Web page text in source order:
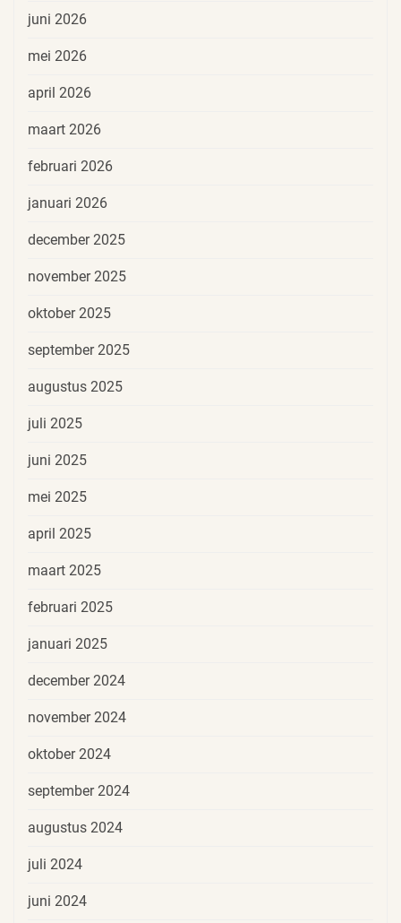
juni 2026
mei 2026
april 2026
maart 2026
februari 2026
januari 2026
december 2025
november 2025
oktober 2025
september 2025
augustus 2025
juli 2025
juni 2025
mei 2025
april 2025
maart 2025
februari 2025
januari 2025
december 2024
november 2024
oktober 2024
september 2024
augustus 2024
juli 2024
juni 2024